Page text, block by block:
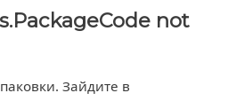
not
Зайдите в